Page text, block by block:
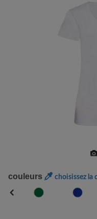
couleurs choisissez la